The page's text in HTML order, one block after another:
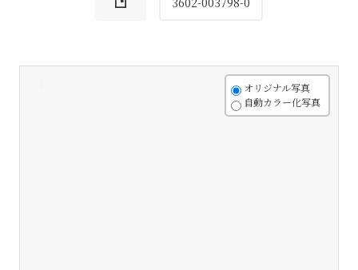
オリジナル写真
自動カラー化写真